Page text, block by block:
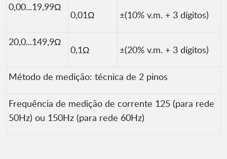
0,00...19,99Ω
0,01Ω ±(10% v.m. + 3 dígitos)
20,0...149,9Ω
0,1Ω ±(20% v.m. + 3 dígitos)
Método de medição: técnica de 2 pinos
Frequência de medição de corrente 125 (para rede
50Hz) ou 150Hz (para rede 60Hz)